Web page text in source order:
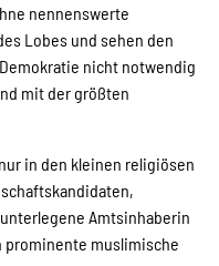
nennenswerte
Lobes und sehen den
nicht notwendig
mit der größten
in den kleinen religiösen
Amtsinhaberin
prominente muslimische